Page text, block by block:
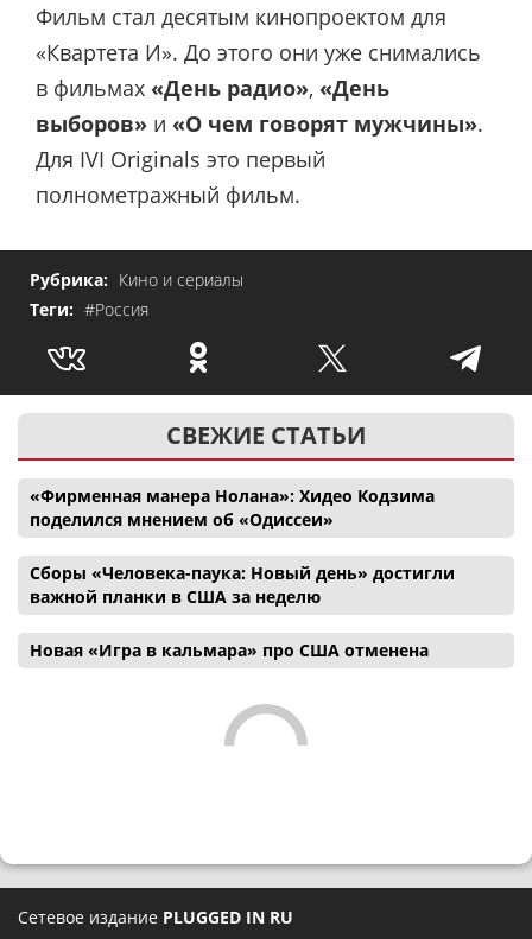
Фильм стал десятым кинопроектом для
«Квартета И». До этого они уже снимались
в фильмах «День радио», «День
выборов» и «О чем говорят мужчины».
Для IVI Originals это первый
полнометражный фильм.
Рубрика: Кино и сериалы
Теги: #Россия
СВЕЖИЕ СТАТЬИ
«Фирменная манера Нолана»: Хидео Кодзима
поделился мнением об «Одиссеи»
Сборы «Человека-паука: Новый день» достигли
важной планки в США за неделю
Новая «Игра в кальмара» про США отменена
Сетевое издание PLUGGED IN RU